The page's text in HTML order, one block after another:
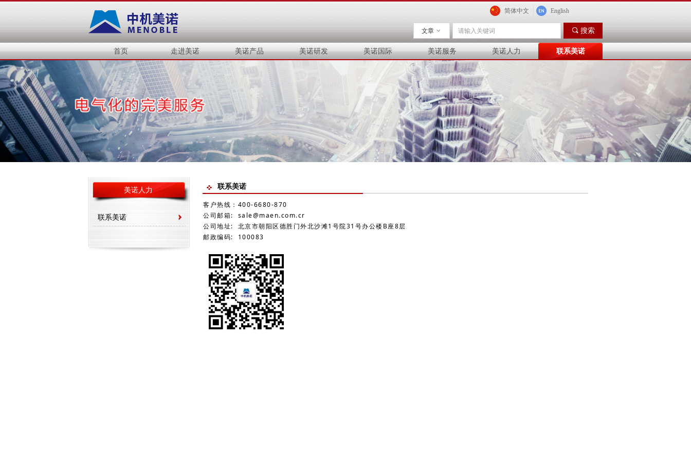
首页 走进美诺 美诺产品 美诺研发 美诺国际 美诺服务 美诺人力 联系美诺
简体中文 English
끠 搜索
文章 ꀁ
美诺人力
联系美诺
联系美诺
客户热线：400-6680-870
公司邮箱: sale@maen.com.cr
公司地址: 北京市朝阳区德胜门外北沙滩1号院31号办公楼B座8层
邮政编码: 100083